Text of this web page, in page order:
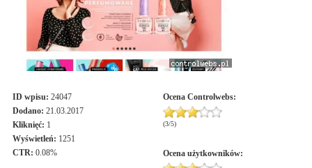
ID wpisu: 24047
Dodano: 21.03.2017
Kliknięć: 1
Wyświetleń: 1251
CTR: 0.08%
Ocena Controlwebs:
(3/5)
Ocena użytkowników: